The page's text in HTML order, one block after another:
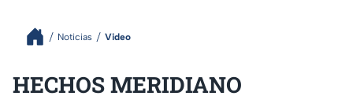
Noticias Video
HECHOS MERIDIANO